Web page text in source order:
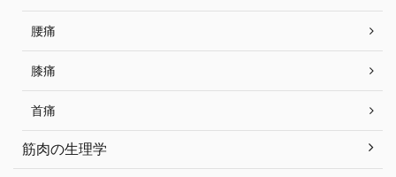
腰痛
膝痛
首痛
筋肉の生理学